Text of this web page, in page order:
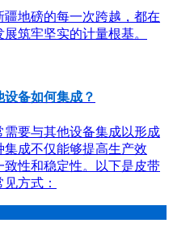
地磅的每一次跨越，都在
筑牢坚实的计量根基。
备如何集成？
要与其他设备集成以形成
成不仅能够提高生产效
性和稳定性。以下是皮带
方式：